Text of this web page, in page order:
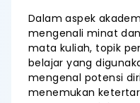
Dalam aspek
mengenali minat
mata kuliah, topik
belajar yang
mengenal potensi
menemukan